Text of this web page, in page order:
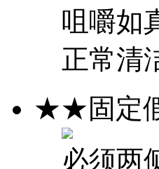
咀嚼如
正常清
★★固定
必须两